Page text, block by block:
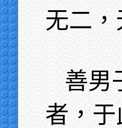
无二，
善男
者，